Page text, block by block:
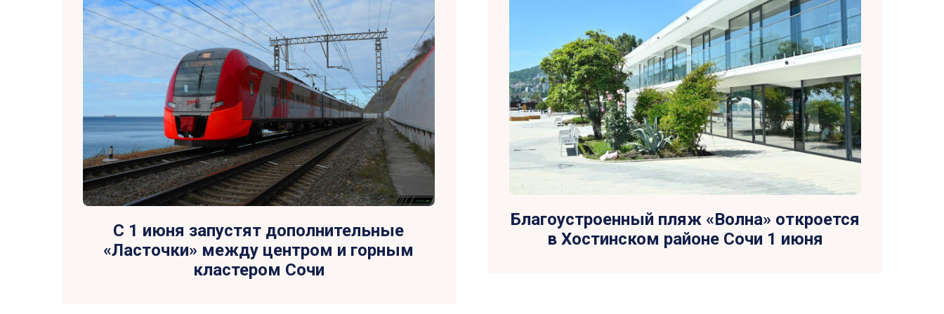
С 1 июня запустят дополнительные
«Ласточки» между центром и горным
кластером Сочи
Благоустроенный пляж «Волна» откроется
в Хостинском районе Сочи 1 июня